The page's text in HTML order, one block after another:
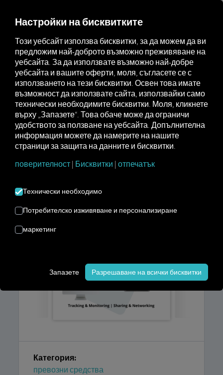
Marketplace Connectors NIC-place Connect
NIC-PLACE CONNECT
Интеграция на външен доставчик
Вече използвате ли продуктаNIC-Place
разширите тази услуга с данни от
нуждаете, е достъп доплатформата
Категория:
превозни средства
Настройки на бисквитките
Този уебсайт използва бисквитки, за да можем да ви
предложим най-доброто възможно преживяване на
уебсайта. За да използвате възможно най-добре
уебсайта и вашите оферти, моля, съгласете се с
използването на тези бисквитки. Освен това имате
възможност да използвате сайта, използвайки само
технически необходимите бисквитки. Моля, кликнете
върху „Запазете“. Това обаче може да ограничи
удобството за ползване на уебсайта. Допълнителна
информация можете да намерите на нашите
страници за защита на данните и бисквитки.
поверителност | Бисквитки | отпечатък
Технически необходимо
Потребителско изживяване и персонализиране
маркетинг
Запазете Разрешаване на всички бисквитки